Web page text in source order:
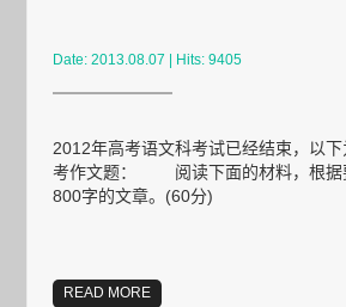
Date: 2013.08.07 | Hits: 9405
2012年高考语文科考试已经结束，以
考作文题： 阅读下面的材料，根据
800字的文章。(60分)
READ MORE